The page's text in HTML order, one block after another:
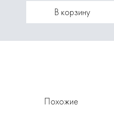
В корзину
Похожие